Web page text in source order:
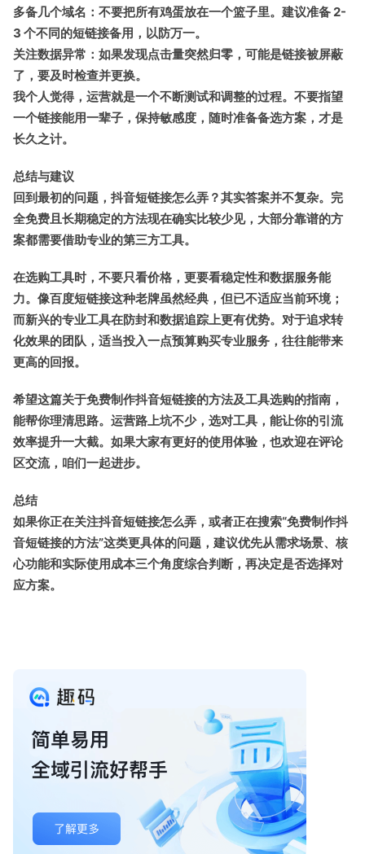
多备几个域名 ：不要把所有鸡蛋放在一个篮子里。建议准备 2-
3 个不同的短链接备用，以防万一。
关注数据异常 ：如果发现点击量突然归零，可能是链接被屏蔽
了，要及时检查并更换。
我个人觉得，运营就是一个不断测试和调整的过程。不要指望
一个链接能用一辈子，保持敏感度，随时准备备选方案，才是
长久之计。
总结与建议
回到最初的问题， 抖音短链接怎么弄 ？其实答案并不复杂。完
全免费且长期稳定的方法现在确实比较少见，大部分靠谱的方
案都需要借助专业的第三方工具。
在选购工具时，不要只看价格，更要看稳定性和数据服务能
力。像百度短链接这种老牌虽然经典，但已不适应当前环境；
而新兴的专业工具在防封和数据追踪上更有优势。对于追求转
化效果的团队，适当投入一点预算购买专业服务，往往能带来
更高的回报。
希望这篇关于免费制作抖音短链接的方法及工具选购的指南，
能帮你理清思路。运营路上坑不少，选对工具，能让你的引流
效率提升一大截。如果大家有更好的使用体验，也欢迎在评论
区交流，咱们一起进步。
总结
如果你正在关注抖音短链接怎么弄，或者正在搜索“免费制作抖
音短链接的方法”这类更具体的问题，建议优先从需求场景、核
心功能和实际使用成本三个角度综合判断，再决定是否选择对
应方案。